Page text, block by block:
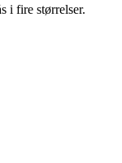
i fire størrelser.